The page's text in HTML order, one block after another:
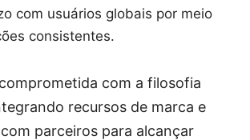
com usuários globais por meio
consistentes.
com a filosofia
recursos de marca e
parceiros para alcançar